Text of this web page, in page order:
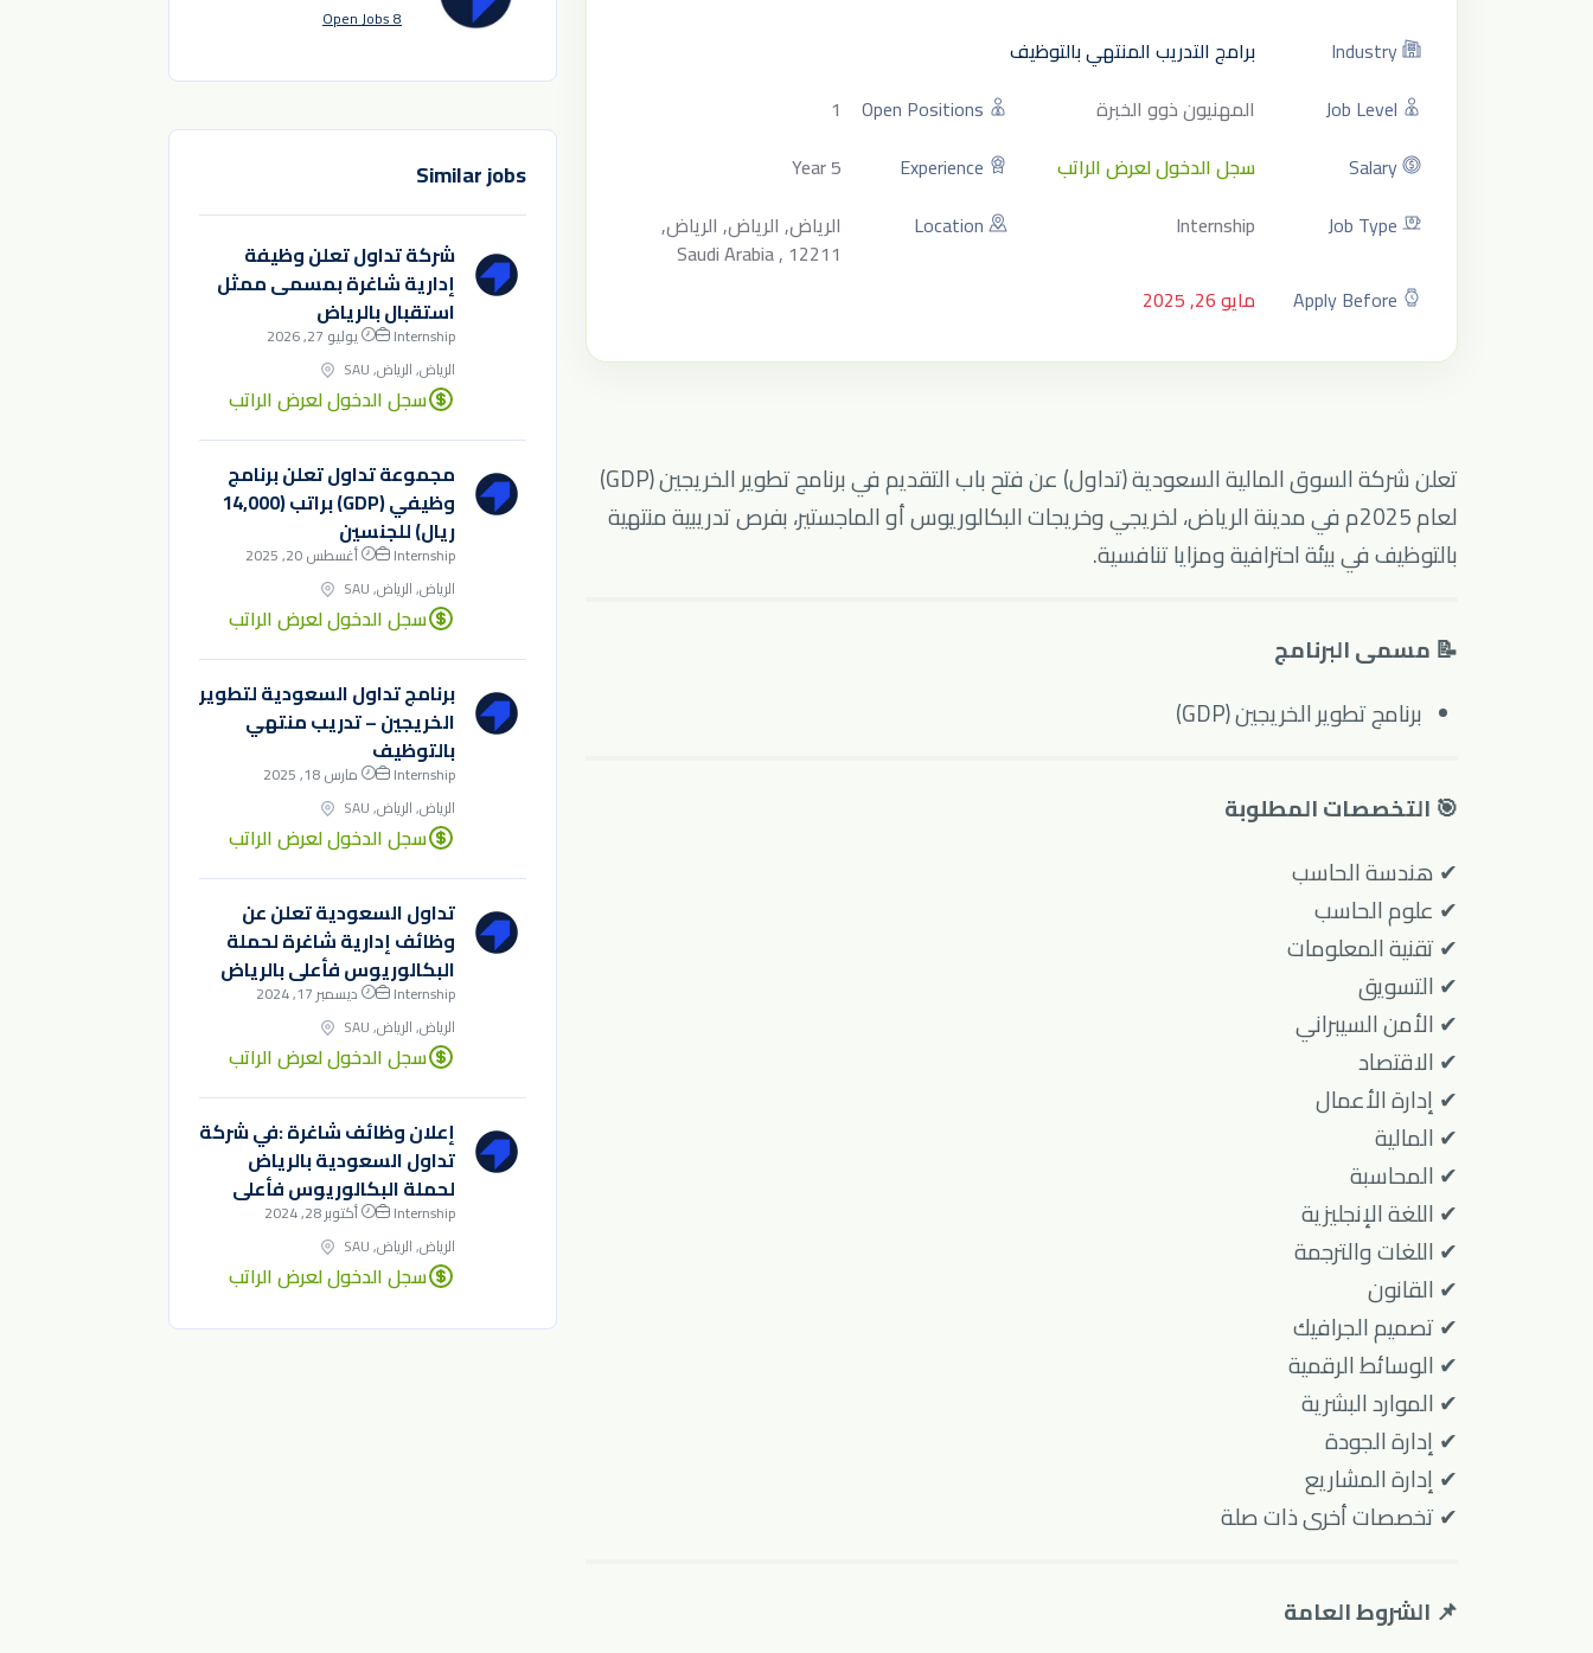
Industry
برامج التدريب المنتهي بالتوظيف
Job Level
المهنيون ذوو الخبرة Open Positions
1
Salary
سجل الدخول لعرض الراتب Experience
5 Year
Job Type
Internship
Location
الرياض, الرياض, الرياض,
Saudi Arabia , 12211
Apply Before
مايو 26, 2025
تعلن شركة السوق المالية السعودية (تداول) عن فتح باب التقديم في برنامج تطوير الخريجين (GDP)
لعام 2025م في مدينة الرياض، لخريجي وخريجات البكالوريوس أو الماجستير، بفرص تدريبية منتهية
بالتوظيف في بيئة احترافية ومزايا تنافسية.
📝 مسمى البرنامج
برنامج تطوير الخريجين (GDP)
🎯 التخصصات المطلوبة
✔ هندسة الحاسب
✔ علوم الحاسب
✔ تقنية المعلومات
✔ التسويق
✔ الأمن السيبراني
✔ الاقتصاد
✔ إدارة الأعمال
✔ المالية
✔ المحاسبة
✔ اللغة الإنجليزية
✔ اللغات والترجمة
✔ القانون
✔ تصميم الجرافيك
✔ الوسائط الرقمية
✔ الموارد البشرية
✔ إدارة الجودة
✔ إدارة المشاريع
✔ تخصصات أخرى ذات صلة
📌 الشروط العامة
8 Open Jobs
Similar jobs
شركة تداول تعلن وظيفة
إدارية شاغرة بمسمى ممثل
استقبال بالرياض
Internship
يوليو 27, 2026
الرياض, الرياض, SAU
سجل الدخول لعرض الراتب
مجموعة تداول تعلن برنامج
وظيفي (GDP) براتب (14,000
ريال) للجنسين
Internship
أغسطس 20, 2025
الرياض, الرياض, SAU
سجل الدخول لعرض الراتب
برنامج تداول السعودية لتطوير
الخريجين – تدريب منتهي
بالتوظيف
Internship
مارس 18, 2025
الرياض, الرياض, SAU
سجل الدخول لعرض الراتب
تداول السعودية تعلن عن
وظائف إدارية شاغرة لحملة
البكالوريوس فأعلى بالرياض
Internship
ديسمبر 17, 2024
الرياض, الرياض, SAU
سجل الدخول لعرض الراتب
إعلان وظائف شاغرة :في شركة
تداول السعودية بالرياض
لحملة البكالوريوس فأعلى
Internship
أكتوبر 28, 2024
الرياض, الرياض, SAU
سجل الدخول لعرض الراتب